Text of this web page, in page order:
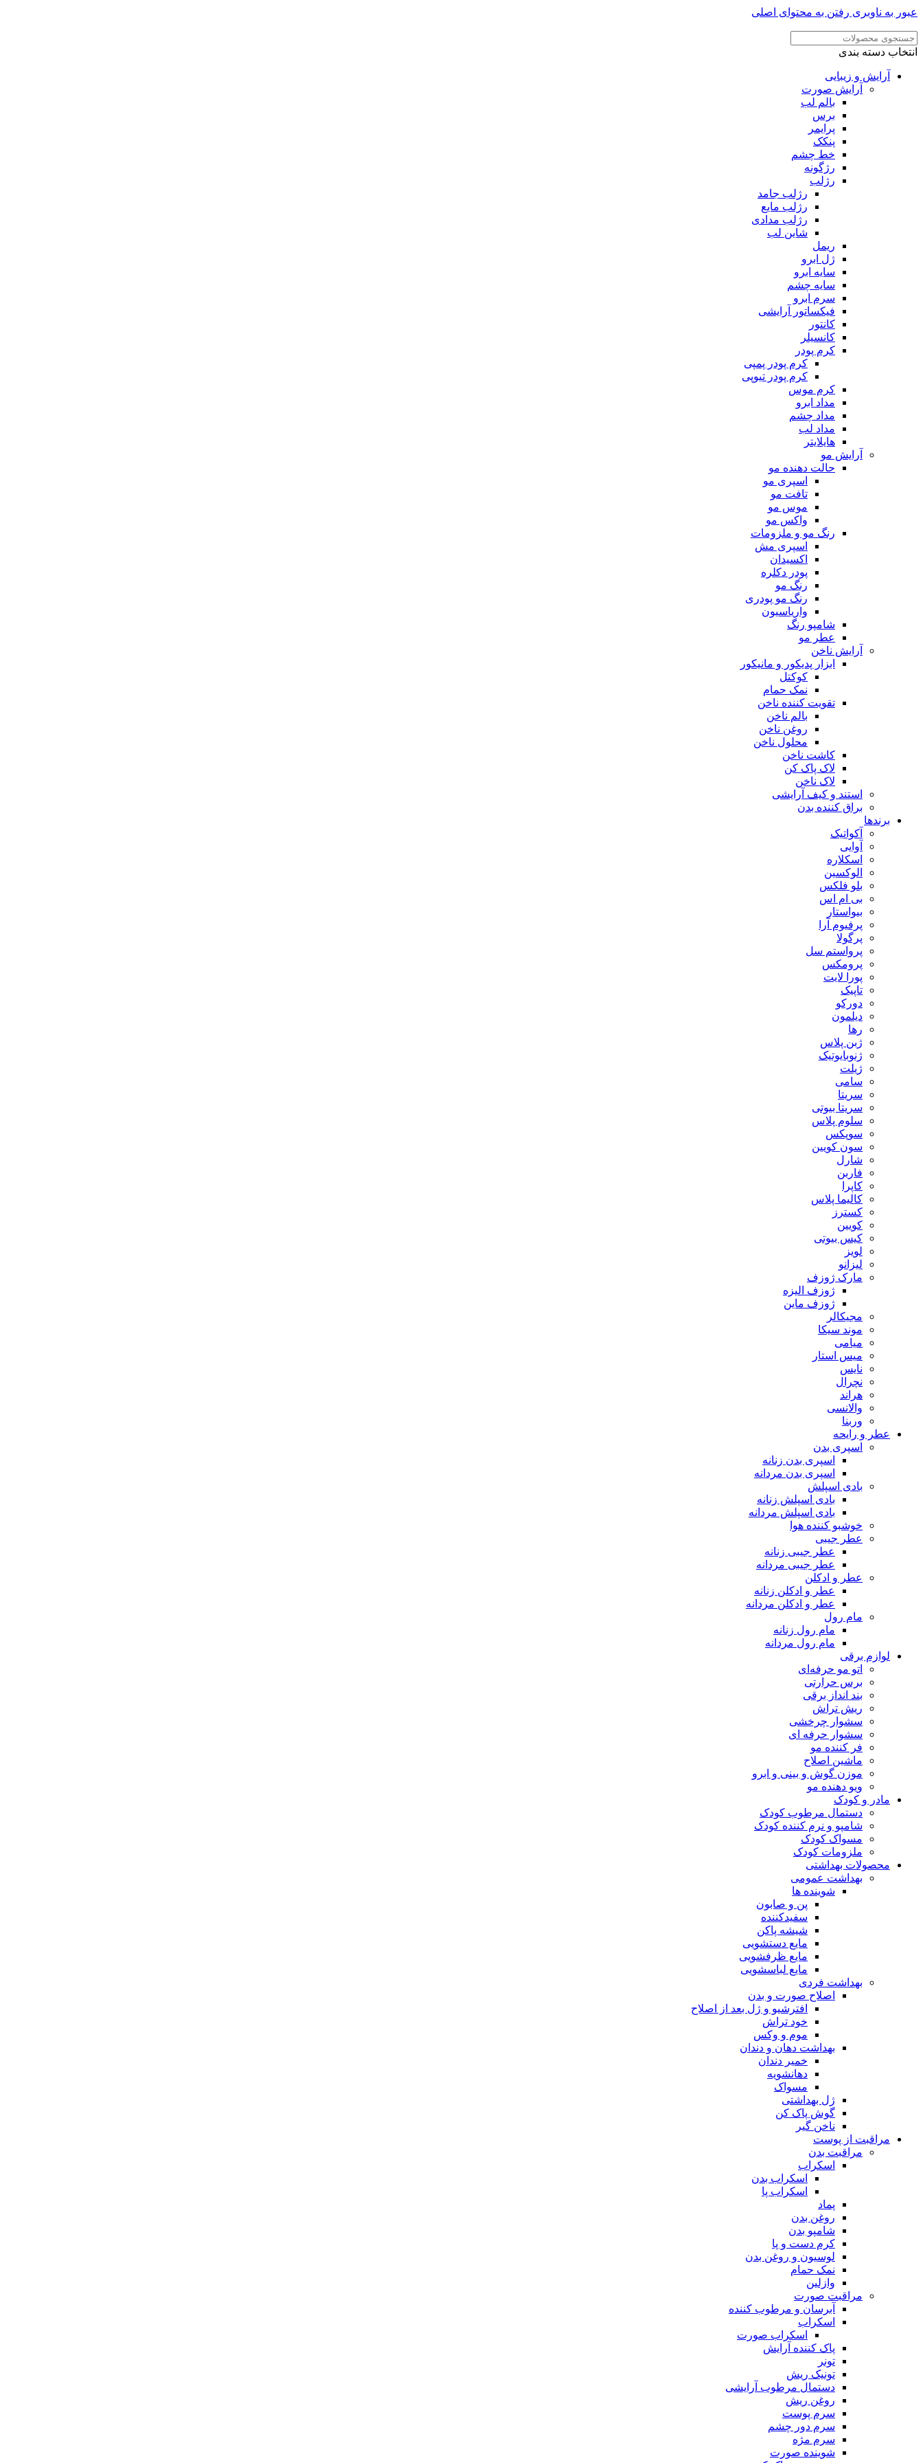
عبور به ناوبری رفتن به محتوای اصلی
انتخاب دسته بندی
آرایش و زیبایی
آرایش صورت
بالم لب
برس
پرایمر
پنکک
خط چشم
رژگونه
رژلب
رژلب جامد
رژلب مایع
رژلب مدادی
شاین لب
ریمل
ژل ابرو
سایه ابرو
سایه چشم
سرم ابرو
فیکساتور آرایشی
کانتور
کانسیلر
کرم پودر
کرم پودر پمپی
کرم پودر تیوپی
کرم موس
مداد ابرو
مداد چشم
مداد لب
هایلایتر
آرایش مو
حالت دهنده مو
اسپری مو
تافت مو
موس مو
واکس مو
رنگ مو و ملزومات
اسپری مش
اکسیدان
پودر دکلره
رنگ مو
رنگ مو پودری
واریاسیون
شامپو رنگ
عطر مو
آرایش ناخن
ابزار پدیکور و مانیکور
کوکتل
نمک حمام
تقویت کننده ناخن
بالم ناخن
روغن ناخن
محلول ناخن
کاشت ناخن
لاک پاک کن
لاک ناخن
استند و کیف آرایشی
براق کننده بدن
برندها
آکواتیک
آوایی
اسکلاره
الوکسین
بلو فلکس
بی ام اس
بیواستار
پرفیوم آرا
پرگولا
پرواستم سل
پرومکس
پورا لایت
تاپیک
دورکو
دیلمون
رها
ژبن پلاس
ژنوبایوتیک
ژیلت
سامی
سریتا
سریتا بیوتی
سلوم پلاس
سوپکس
سون کویین
شارل
فاربن
کاپرا
کالیما پلاس
کسترز
کویین
کیس بیوتی
لویز
لیزانو
مارک ژوزف
ژوزف الیزه
ژوزف ماین
مجیکالر
موند سیکا
میامی
میس استار
نایس
نچرال
هراند
والانسی
وربنا
عطر و رایحه
اسپری بدن
اسپری بدن زنانه
اسپری بدن مردانه
بادی اسپلش
بادی اسپلش زنانه
بادی اسپلش مردانه
خوشبو کننده هوا
عطر جیبی
عطر جیبی زنانه
عطر جیبی مردانه
عطر و ادکلن
عطر و ادکلن زنانه
عطر و ادکلن مردانه
مام رول
مام رول زنانه
مام رول مردانه
لوازم برقی
اتو مو حرفه‌ای
برس حرارتی
بند انداز برقی
ریش تراش
سشوار چرخشی
سشوار حرفه ای
فر کننده‌ مو
ماشین اصلاح
موزن گوش و بینی و ابرو
ویو دهنده مو
مادر و کودک
دستمال مرطوب کودک
شامپو و نرم کننده کودک
مسواک کودک
ملزومات کودک
محصولات بهداشتی
بهداشت عمومی
شوینده ها
پن و صابون
سفیدکننده
شیشه پاکن
مایع دستشویی
مایع ظرفشویی
مایع لباسشویی
بهداشت فردی
اصلاح صورت و بدن
افترشیو و ژل بعد از اصلاح
خود تراش
موم و وکس
بهداشت دهان و دندان
خمیر دندان
دهانشویه
مسواک
ژل بهداشتی
گوش پاک کن
ناخن گیر
مراقبت از پوست
مراقبت بدن
اسکراب
اسکراب بدن
اسکراب پا
پماد
روغن بدن
شامپو بدن
کرم دست و پا
لوسیون و روغن بدن
نمک حمام
وازلین
مراقبت صورت
آبرسان و مرطوب کننده
اسکراب
اسکراب صورت
پاک کننده آرایش
تونر
تونیک ریش
دستمال مرطوب آرایشی
روغن ریش
سرم پوست
سرم دور چشم
سرم مژه
شوینده صورت